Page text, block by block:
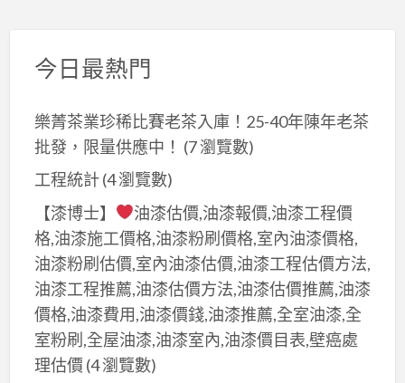
今日最熱門
樂菁茶業珍稀比賽老茶入庫！25-40年陳年老茶
批發，限量供應中！ (7 瀏覽數)
工程統計(4 瀏覽數)
【漆博士】
油漆估價,油漆報價,油漆工程價
格,油漆施工價格,油漆粉刷價格,室內油漆價格,
油漆粉刷估價,室內油漆估價,油漆工程估價方法,
油漆工程推薦,油漆估價方法,油漆估價推薦,油漆
價格,油漆費用,油漆價錢,油漆推薦,全室油漆,全
室粉刷,全屋油漆,油漆室內,油漆價目表,壁癌處
理估價(4 瀏覽數)